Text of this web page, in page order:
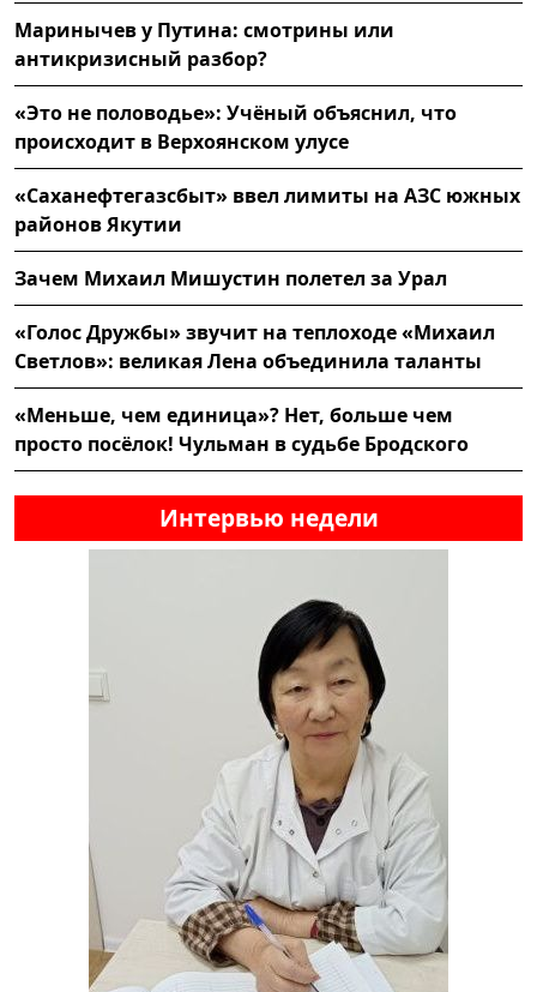
Маринычев у Путина: смотрины или
антикризисный разбор?
«Это не половодье»: Учёный объяснил, что
происходит в Верхоянском улусе
«Саханефтегазсбыт» ввел лимиты на АЗС южных
районов Якутии
Зачем Михаил Мишустин полетел за Урал
«Голос Дружбы» звучит на теплоходе «Михаил
Светлов»: великая Лена объединила таланты
«Меньше, чем единица»? Нет, больше чем
просто посёлок! Чульман в судьбе Бродского
Интервью недели